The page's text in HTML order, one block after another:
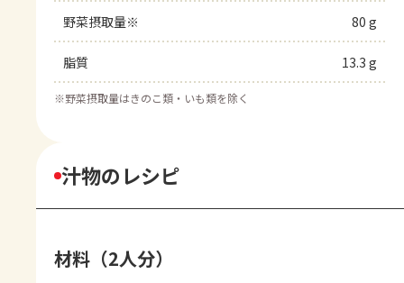
野菜摂取量※ 80 g
脂質 13.3 g
※野菜摂取量はきのこ類・いも類を除く
汁物のレシピ
材料（2人分）